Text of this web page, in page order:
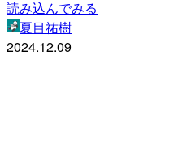
読み込んでみる
夏目祐樹
2024.12.09